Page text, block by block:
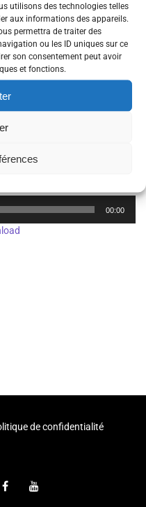
utilisons des technologies telles
aux informations des appareils.
permettra de traiter des
ou les ID uniques sur ce
son consentement peut avoir
et fonctions.
d’historien, au travers de
aux outils numériques, en
supposé, mais aussi avec les
publication.
humanités numériques et de
!
00:00
de confidentialité